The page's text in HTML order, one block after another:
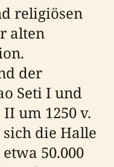
religiösen
alten
der
Seti I und
um 1250 v.
die Halle
50.000